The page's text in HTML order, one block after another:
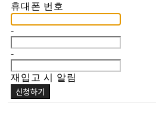
휴대폰 번호
-
-
재입고 시 알림
신청하기